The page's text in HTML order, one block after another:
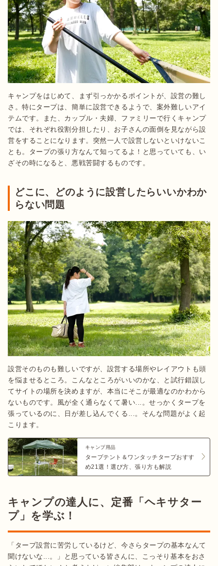
キャンプをはじめて、まず引っかかるポイントが、設営の難し
さ。特にタープは、簡単に設営できるようで、案外難しいアイ
テムです。また、カップル・夫婦、ファミリーで行くキャンプ
では、それぞれ役割分担したり、お子さんの面倒を見ながら設
営をすることになります。突然一人で設営しないといけないこ
とも。タープの張り方なんて知ってるよ！と思っていても、い
ざその時になると、悪戦苦闘するものです。
どこに、どのように設営したらいいかわか
らない問題
設営そのものも難しいですが、設営する場所やレイアウトも頭
を悩ませるところ。こんなところがいいのかな、と試行錯誤し
てサイトの場所を決めますが、本当にそこが最適なのかわから
ないものです。風が全く通らなくて暑い...。せっかくタープを
張っているのに、日が差し込んでくる...。そんな問題がよく起
こります。
キャンプ用品
タープテント＆ワンタッチタープおすす
め21選！選び方、張り方も解説
キャンプの達人に、定番「ヘキサター
プ」を学ぶ！
「タープ設営に苦労しているけど、今さらタープの基本なんて
聞けないな...。」と思っている皆さんに、こっそり基本をおさ